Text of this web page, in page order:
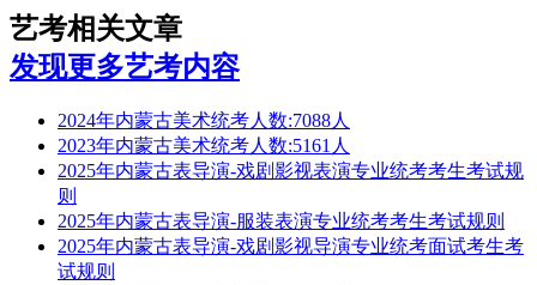
艺考相关文章
发现更多艺考内容
2024年内蒙古美术统考人数:7088人
2023年内蒙古美术统考人数:5161人
2025年内蒙古表导演-戏剧影视表演专业统考考生考试规
则
2025年内蒙古表导演-服装表演专业统考考生考试规则
2025年内蒙古表导演-戏剧影视导演专业统考面试考生考
试规则